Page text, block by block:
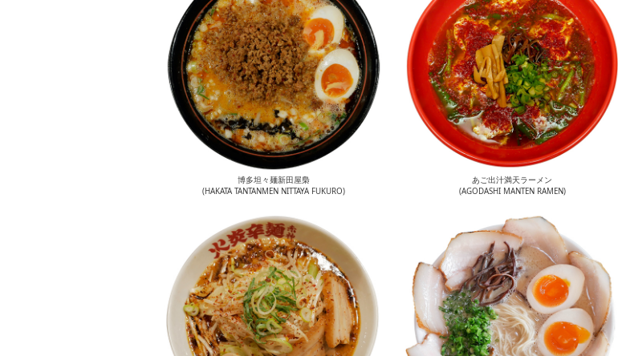
博多坦々麺新田屋梟
(HAKATA TANTANMEN NITTAYA FUKURO)
あご出汁満天ラーメン
(AGODASHI MANTEN RAMEN)